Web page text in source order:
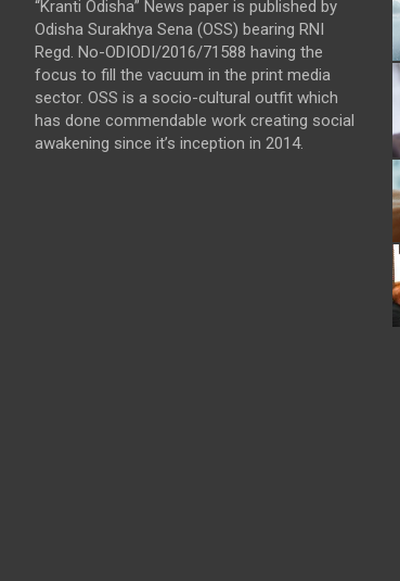
“Kranti Odisha” News paper is published by
Odisha Surakhya Sena (OSS) bearing RNI
Regd. No-ODIODI/2016/71588 having the
focus to fill the vacuum in the print media
sector. OSS is a socio-cultural outfit which
has done commendable work creating social
awakening since it’s inception in 2014.